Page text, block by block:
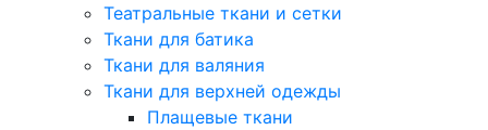
Театральные ткани и сетки
Ткани для батика
Ткани для валяния
Ткани для верхней одежды
Плащевые ткани